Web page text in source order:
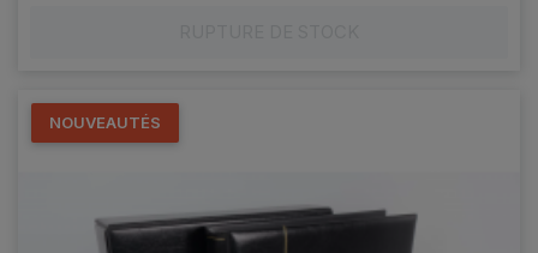
NOUVEAUTÉS